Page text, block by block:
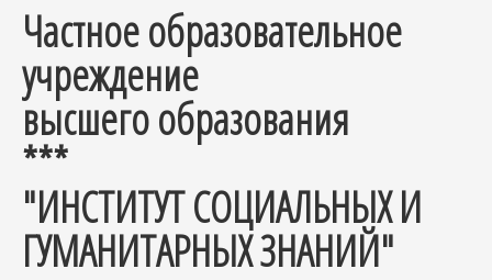
Частное образовательное
учреждение
высшего образования
***
"ИНСТИТУТ СОЦИАЛЬНЫХ И
ГУМАНИТАРНЫХ ЗНАНИЙ"